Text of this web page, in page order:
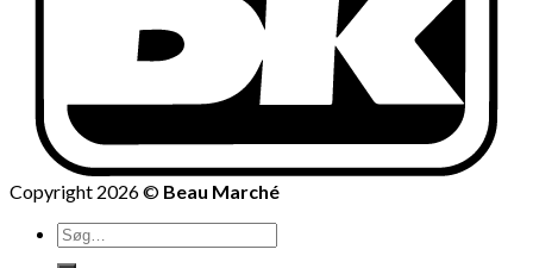
Copyright 2026 © Beau Marché
Søg
efter: